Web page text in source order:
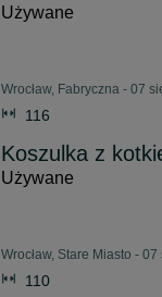
Używane
Wrocław, Fabryczna - 07
116
Koszulka z
Używane
Wrocław, Stare Miasto -
110